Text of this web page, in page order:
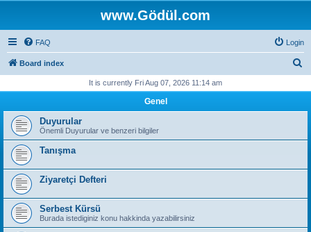
www.Gödül.com
FAQ Login
Board index
r
It is currently Fri Aug 07, 2026 11:14 am
Genel
Duyurular
Önemli Duyurular ve benzeri bilgiler
Tanışma
Ziyaretçi Defteri
Serbest Kürsü
Burada istediginiz konu hakkinda yazabilirsiniz